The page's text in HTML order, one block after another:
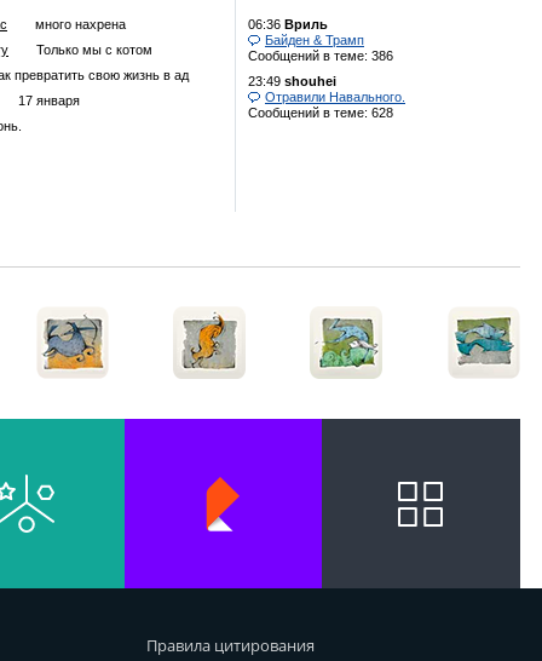
много нахрена
Только мы с котом
превратить свою жизнь в ад
17 января
06:36 Вриль
Байден & Трамп
Сообщений в теме: 386
23:49 shouhei
Отравили Навального.
Сообщений в теме: 628
Правила цитирования